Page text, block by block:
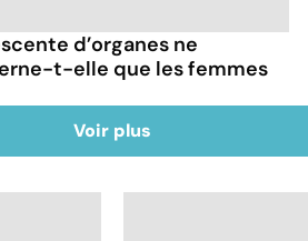
d’organes ne
t-elle que les femmes
Voir plus